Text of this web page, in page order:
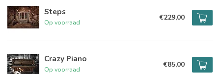
Steps
Op voorraad
€229,00
Crazy Piano
Op voorraad
€85,00